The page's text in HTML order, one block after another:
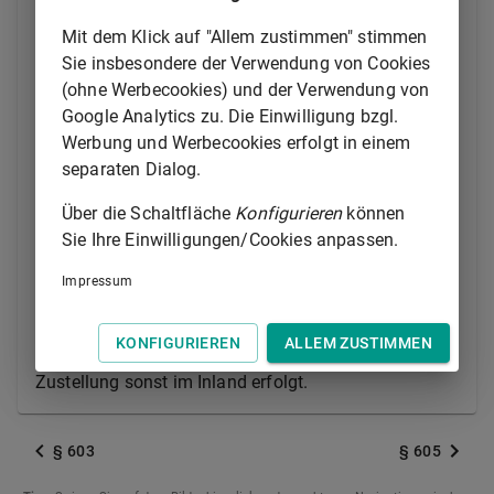
Anwaltsprozessen beträgt sie mindestens drei Tage,
wenn die Ladung an einem anderen Ort zugestellt
wird, der im Bezirk des Prozessgerichts liegt oder von
dem ein Teil zu dessen Bezirk gehört.
(3) In den höheren Instanzen beträgt die Ladungsfrist
Berufungs- oder Revisionsschrift oder der Ladung an
dem Ort erfolgt, der Sitz des höheren Gerichts ist;
mindestens drei Tage, wenn die Zustellung an einem
Landgerichtsbezirk liegt, in dem das höhere Gericht
seinen Sitz hat; mindestens eine Woche, wenn die
Zustellung sonst im Inland erfolgt.
§ 603 § 605
Mit dem Klick auf "Allem zustimmen" stimmen
Sie insbesondere der Verwendung von Cookies
(ohne Werbecookies) und der Verwendung von
Google Analytics zu. Die Einwilligung bzgl.
Werbung und Werbecookies erfolgt in einem
separaten Dialog.
Über die Schaltfläche Konfigurierenkönnen
Sie Ihre Einwilligungen/Cookies anpassen.
Impressum
KONFIGURIEREN ALLEM ZUSTIMMEN